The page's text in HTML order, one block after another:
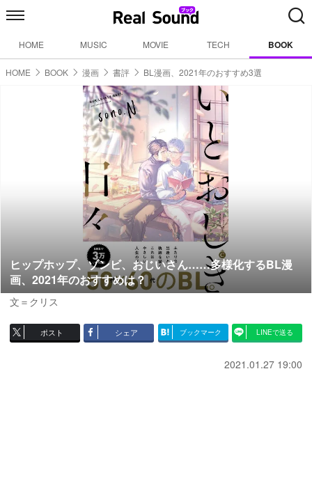
HOME MUSIC MOVIE TECH BOOK
HOME BOOK 漫画 書評 BL漫画、2021年のおすすめ3選
ヒップホップ、ゾンビ、おじいさん……多様化するBL漫
画、2021年のおすすめは？
文＝クリス
ポスト シェア ブックマーク LINEで送る
2021.01.27 19:00